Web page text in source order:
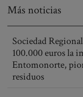
Más noticias
Sociedad
100.000 euros la
Entomonorte,
residuos